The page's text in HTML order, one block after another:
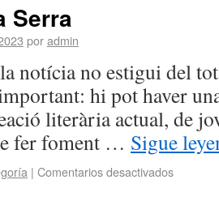
Serra
poradmin
notícia no estigui del
hi pot haver
literària actual, de
fer foment … Sigue
| Comentarios desactivados